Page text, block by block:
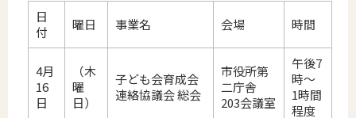
日
付
曜日 事業名 会場 時間
4月
16
日
（木
曜
日）
子ども会育成会
連絡協議会 総会
市役所第
二庁舎
203会議室
午後7
時～
1時間
程度